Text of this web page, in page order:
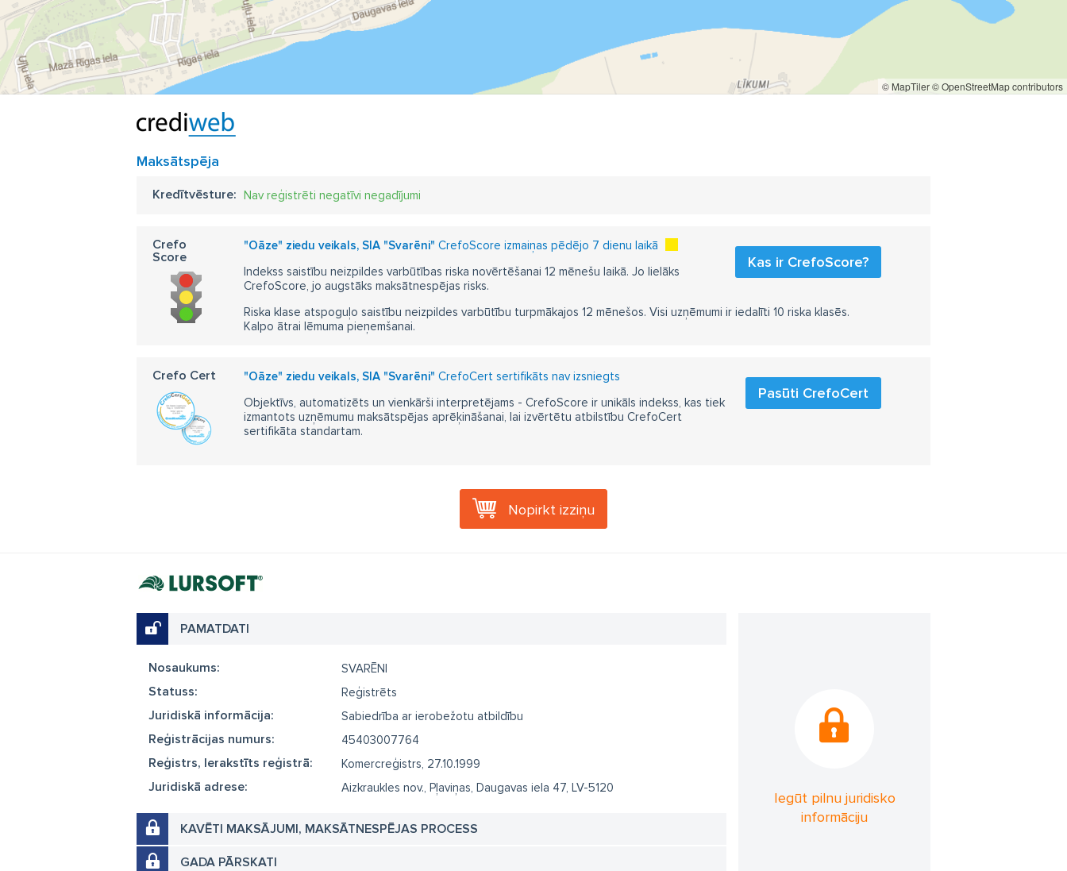
© MapTiler© OpenStreetMap contributors
Maksātspēja
Kredītvēsture: Nav reģistrēti negatīvi negadījumi
Crefo
Score
"Oāze" ziedu veikals, SIA "Svarēni" CrefoScore izmaiņas pēdējo 7 dienu laikā
Kas ir CrefoScore?
Indekss saistību neizpildes varbūtības riska novērtēšanai 12 mēnešu laikā. Jo lielāks
CrefoScore, jo augstāks maksātnespējas risks.
Riska klase atspoguļo saistību neizpildes varbūtību turpmākajos 12 mēnešos. Visi uzņēmumi ir iedalīti 10 riska klasēs.
Kalpo ātrai lēmuma pieņemšanai.
Crefo Cert "Oāze" ziedu veikals, SIA "Svarēni" CrefoCert sertifikāts nav izsniegts
Pasūti CrefoCert
Objektīvs, automatizēts un vienkārši interpretējams - CrefoScore ir unikāls indekss, kas tiek
izmantots uzņēmumu maksātspējas aprēķināšanai, lai izvērtētu atbilstību CrefoCert
sertifikāta standartam.
Nopirkt izziņu
PAMATDATI
Nosaukums: SVARĒNI
Statuss: Reģistrēts
Juridiskā informācija: Sabiedrība ar ierobežotu atbildību
Reģistrācijas numurs: 45403007764
Reģistrs, Ierakstīts reģistrā: Komercreģistrs, 27.10.1999
Juridiskā adrese: Aizkraukles nov., Pļaviņas, Daugavas iela 47, LV-5120
KAVĒTI MAKSĀJUMI, MAKSĀTNESPĒJAS PROCESS
GADA PĀRSKATI
Iegūt pilnu juridisko
informāciju